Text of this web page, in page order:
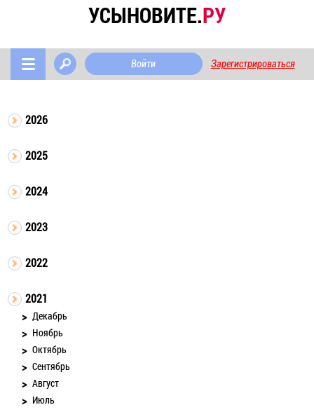
УСЫНОВИТЕ.РУ
Войти Зарегистрироваться
2026
2025
2024
2023
2022
2021
Декабрь
Ноябрь
Октябрь
Сентябрь
Август
Июль